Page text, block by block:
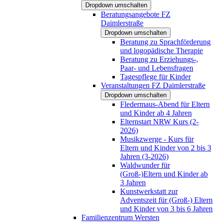
Dropdown umschalten
Beratungsangebote FZ
Daimlerstraße
Dropdown umschalten
Beratung zu Sprachförderung
und logopädische Therapie
Beratung zu Erziehungs-,
Paar- und Lebensfragen
Tagespflege für Kinder
Veranstaltungen FZ Daimlerstraße
Dropdown umschalten
Fledermaus-Abend für Eltern
und Kinder ab 4 Jahren
Elternstart NRW Kurs (2-
2026)
Musikzwerge - Kurs für
Eltern und Kinder von 2 bis 3
Jahren (3-2026)
Waldwunder für
(Groß-)Eltern und Kinder ab
3 Jahren
Kunstwerkstatt zur
Adventszeit für (Groß-) Eltern
und Kinder von 3 bis 6 Jahren
Familienzentrum Wersten